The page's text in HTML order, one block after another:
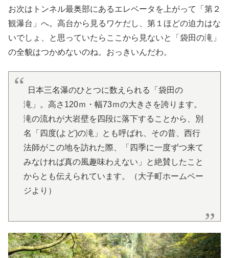
お次はトンネル最奥部にあるエレベータを上がって「第２
観瀑台」へ。高台から見るワケだし、第１ほどの迫力はな
いでしょ、と思っていたらここから見ないと「袋田の滝」
の全貌はつかめないのね。おっきいんだわ。
日本三名瀑のひとつに数えられる「袋田の
滝」。高さ120ｍ・幅73ｍの大きさを誇ります。
滝の流れが大岩壁を四段に落下することから、別
名「四度(よど)の滝」とも呼ばれ、その昔、西行
法師がこの地を訪れた際、「四季に一度ずつ来て
みなければ真の風趣味わえない」と絶賛したこと
からとも伝えられています。（大子町ホームペー
ジより）